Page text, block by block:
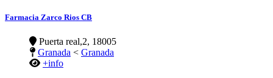
Farmacia Zarco Rios CB
Puerta real,2, 18005
Granada < Granada
+info